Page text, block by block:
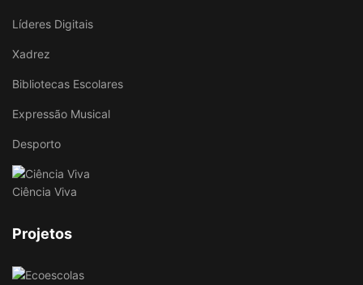
Líderes Digitais
Xadrez
Bibliotecas Escolares
Expressão Musical
Desporto
Ciência Viva
Projetos